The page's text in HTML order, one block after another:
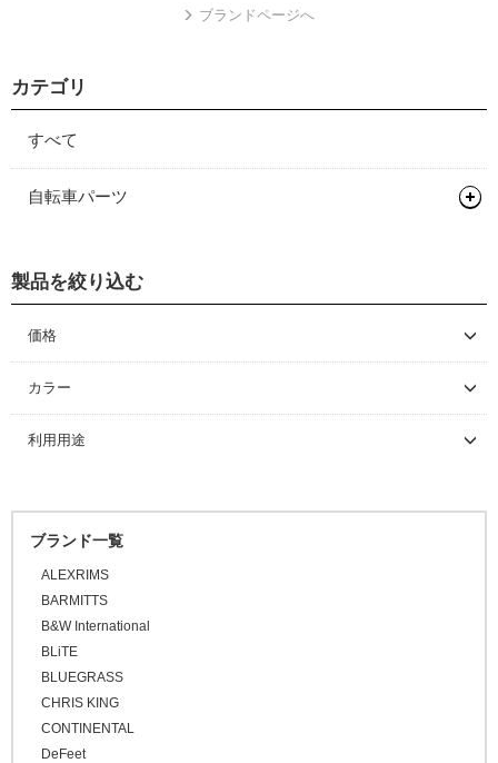
ブランドページへ
カテゴリ
すべて
自転車パーツ
グリップ
バーテープ
製品を絞り込む
価格
～ \5,000
\5,001 ～ 10,000
\10,001 ～ 20,000
\30,001 ～ 50,000
\50,001 ～
カラー
利用用途
ブランド一覧
ALEXRIMS
BARMITTS
B&W International
BLiTE
BLUEGRASS
CHRIS KING
CONTINENTAL
DeFeet